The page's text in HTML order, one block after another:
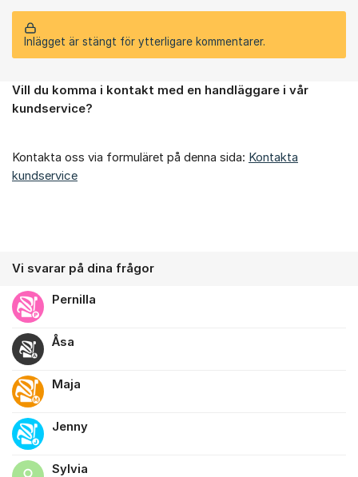
Inlägget är stängt för ytterligare kommentarer.
Om forumet
Vill du komma i kontakt med en handläggare i vår
kundservice?
Kontakta oss via formuläret på denna sida: Kontakta
kundservice
Vi svarar på dina frågor
Pernilla
Åsa
Maja
Jenny
Sylvia